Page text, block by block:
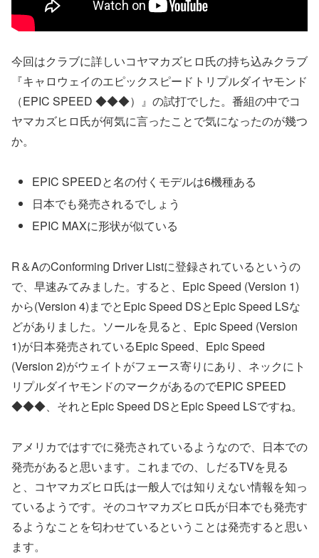
今回はクラブに詳しいコヤマカズヒロ氏の持ち込みクラブ
『キャロウェイのエピックスピードトリプルダイヤモンド
（EPIC SPEED ◆◆◆）』の試打でした。番組の中でコ
ヤマカズヒロ氏が何気に言ったことで気になったのが幾つ
か。
EPIC SPEEDと名の付くモデルは6機種ある
日本でも発売されるでしょう
EPIC MAXに形状が似ている
R＆AのConforming Driver Listに登録されているというの
で、早速みてみました。すると、Epic Speed (Version 1)
から(Version 4)までとEpic Speed DSとEpic Speed LSな
どがありました。ソールを見ると、Epic Speed (Version
1)が日本発売されているEpic Speed、Epic Speed
(Version 2)がウェイトがフェース寄りにあり、ネックにト
リプルダイヤモンドのマークがあるのでEPIC SPEED
◆◆◆、それとEpic Speed DSとEpic Speed LSですね。
アメリカではすでに発売されているようなので、日本での
発売があると思います。これまでの、しだるTVを見る
と、コヤマカズヒロ氏は一般人では知りえない情報を知っ
ているようです。そのコヤマカズヒロ氏が日本でも発売す
るようなことを匂わせているということは発売すると思い
ます。